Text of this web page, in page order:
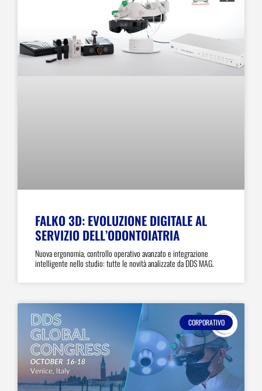
FALKO 3D: EVOLUZIONE DIGITALE AL
SERVIZIO DELL’ODONTOIATRIA
Nuova ergonomia, controllo operativo avanzato e integrazione
intelligente nello studio: tutte le novità analizzate da DDS MAG.
CORPORATIVO